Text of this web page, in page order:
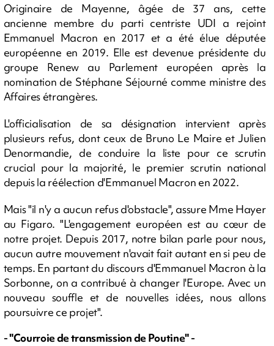
Originaire de Mayenne, âgée de 37 ans, cette
ancienne membre du parti centriste UDI a rejoint
Emmanuel Macron en 2017 et a été élue députée
européenne en 2019. Elle est devenue présidente du
groupe Renew au Parlement européen après la
nomination de Stéphane Séjourné comme ministre des
Affaires étrangères.
L'officialisation de sa désignation intervient après
plusieurs refus, dont ceux de Bruno Le Maire et Julien
Denormandie, de conduire la liste pour ce scrutin
crucial pour la majorité, le premier scrutin national
depuis la réélection d'Emmanuel Macron en 2022.
Mais "il n'y a aucun refus d'obstacle", assure Mme Hayer
au Figaro. "L'engagement européen est au cœur de
notre projet. Depuis 2017, notre bilan parle pour nous,
aucun autre mouvement n'avait fait autant en si peu de
temps. En partant du discours d'Emmanuel Macron à la
Sorbonne, on a contribué à changer l'Europe. Avec un
nouveau souffle et de nouvelles idées, nous allons
poursuivre ce projet".
- "Courroie de transmission de Poutine" -